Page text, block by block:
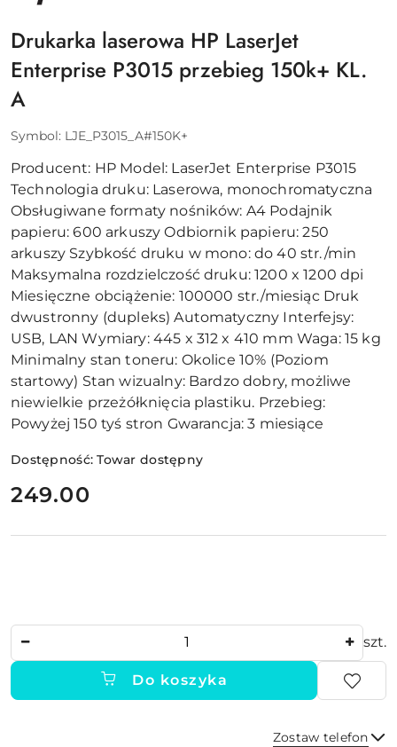
Drukarka laserowa HP LaserJet
Enterprise P3015 przebieg 150k+ KL.
A
Symbol: LJE_P3015_A#150K+
Producent: HP Model: LaserJet Enterprise P3015
Technologia druku: Laserowa, monochromatyczna
Obsługiwane formaty nośników: A4 Podajnik
papieru: 600 arkuszy Odbiornik papieru: 250
arkuszy Szybkość druku w mono: do 40 str./min
Maksymalna rozdzielczość druku: 1200 x 1200 dpi
Miesięczne obciążenie: 100000 str./miesiąc Druk
dwustronny (dupleks) Automatyczny Interfejsy:
USB, LAN Wymiary: 445 x 312 x 410 mm Waga: 15 kg
Minimalny stan toneru: Okolice 10% (Poziom
startowy) Stan wizualny: Bardzo dobry, możliwe
niewielkie przeżółknięcia plastiku. Przebieg:
Powyżej 150 tyś stron Gwarancja: 3 miesiące
Dostępność:Towar dostępny
cena:
249.00
szt.
Do koszyka
Zostaw telefon